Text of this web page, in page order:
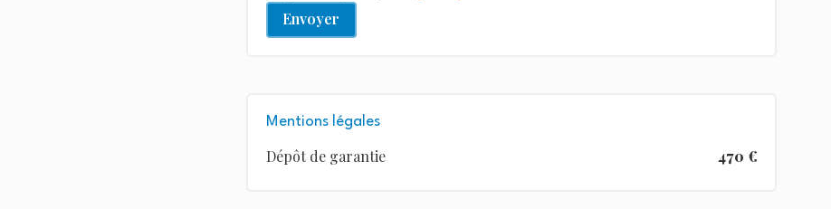
Envoyer
Mentions légales
Dépôt de garantie 470 €